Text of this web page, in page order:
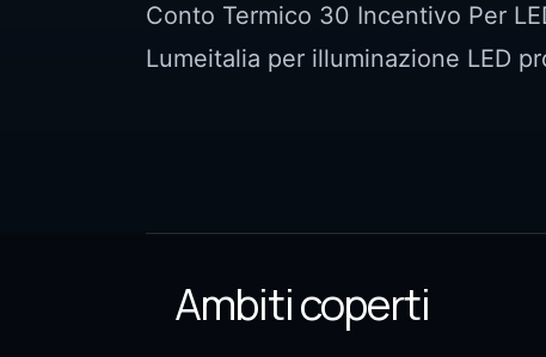
Conto Termico 30 Incentivo Per
Lumeitalia per illuminazione LED
Ambiti coperti